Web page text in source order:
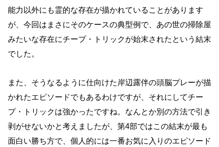
能力以外にも霊的な存在が描かれていることがあります
が、今回はまさにそのケースの典型例で、あの世の掃除屋
みたいな存在にチープ・トリックが始末されたという結末
でした。
また、そうなるように仕向けた岸辺露伴の頭脳プレーが描
かれたエピソードでもあるわけですが、それにしてチー
プ・トリックは強かったですね。なんとか別の方法で引き
剥がせないかと考えましたが、第4部ではこの結末が最も
面白い勝ち方で、個人的には一番お気に入りのエピソード